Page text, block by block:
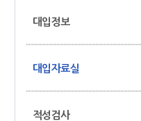
대입정보
대입자료실
적성검사